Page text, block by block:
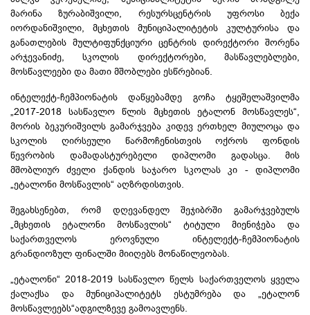
მარინა ზურაბიშვილი, რესურსცენტრის უფროსი ბექა
იორდანიშვილი, მცხეთის მუნიციპალიტეტის კულტურისა და
განათლების მულტიფუნქციური ცენტრის დირექტორი შორენა
არჯევანიძე, სკოლის დირექტორები, მასწავლებლები,
მოსწავლეები და მათი მშობლები ესწრებიან.
ინტელექტ-ჩემპიონატის დაწყებამდე გოჩა ტყეშელაშვილმა
„2017-2018 სასწავლო წლის მცხეთის ეტალონ მოსწავლეს“,
მორის ბეკურიშვილსგამარჯვება კიდევ ერთხელ მიულოცა და
სკოლის ღირსეული წარმოჩენისთვის ოქროს ფონდის
წევრობის დამადასტურებელი დიპლომი გადასცა. მის
მშობლიურ ძველი ქანდის საჯარო სკოლას კი - დიპლომი
„ეტალონი მოსწავლის“ აღზრდისთვის.
შეგახსენებთ, რომ დღევანდელ შეჯიბრში გამარჯვებულს
„მცხეთის ეტალონი მოსწავლის“ ტიტული მიენიჭება და
საქართველოს ეროვნული ინტელექტ-ჩემპიონატის
გრანდიოზულ ფინალში მიიღებს მონაწილეობას.
„ეტალონი“ 2018-2019 სასწავლო წელს საქართველოს ყველა
ქალაქსა და მუნიციპალიტეტს ესტუმრება და „ეტალონ
მოსწავლეებს“ადგილზევე გამოავლენს.